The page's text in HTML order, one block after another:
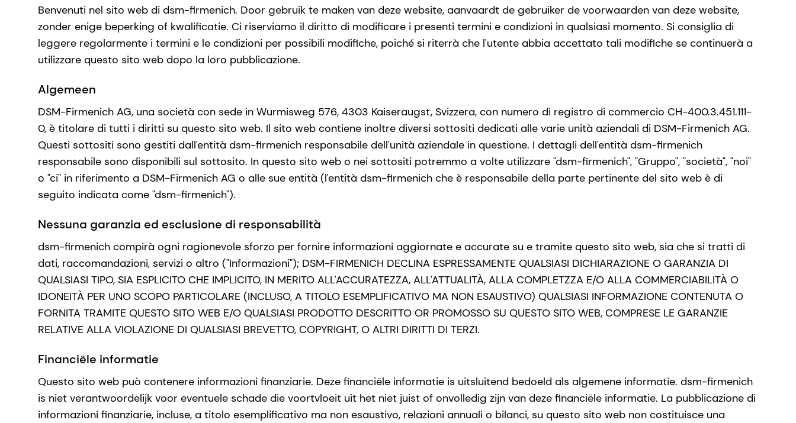
Benvenuti nel sito web di dsm-firmenich. Door gebruik te maken van deze website, aanvaardt de gebruiker de voorwaarden van deze website,
zonder enige beperking of kwalificatie. Ci riserviamo il diritto di modificare i presenti termini e condizioni in qualsiasi momento. Si consiglia di
leggere regolarmente i termini e le condizioni per possibili modifiche, poiché si riterrà che l'utente abbia accettato tali modifiche se continuerà a
utilizzare questo sito web dopo la loro pubblicazione.
Algemeen
DSM-Firmenich AG, una società con sede in Wurmisweg 576, 4303 Kaiseraugst, Svizzera, con numero di registro di commercio CH-400.3.451.111-
0, è titolare di tutti i diritti su questo sito web. Il sito web contiene inoltre diversi sottositi dedicati alle varie unità aziendali di DSM-Firmenich AG.
Questi sottositi sono gestiti dall'entità dsm-firmenich responsabile dell'unità aziendale in questione. I dettagli dell'entità dsm-firmenich
responsabile sono disponibili sul sottosito. In questo sito web o nei sottositi potremmo a volte utilizzare "dsm-firmenich", "Gruppo", "società", "noi"
o "ci" in riferimento a DSM-Firmenich AG o alle sue entità (l'entità dsm-firmenich che è responsabile della parte pertinente del sito web è di
seguito indicata come "dsm-firmenich").
Nessuna garanzia ed esclusione di responsabilità
dsm-firmenich compirà ogni ragionevole sforzo per fornire informazioni aggiornate e accurate su e tramite questo sito web, sia che si tratti di
dati, raccomandazioni, servizi o altro ("Informazioni"); DSM-FIRMENICH DECLINA ESPRESSAMENTE QUALSIASI DICHIARAZIONE O GARANZIA DI
QUALSIASI TIPO, SIA ESPLICITO CHE IMPLICITO, IN MERITO ALL'ACCURATEZZA, ALL'ATTUALITÀ, ALLA COMPLETZZA E/O ALLA COMMERCIABILITÀ O
IDONEITÀ PER UNO SCOPO PARTICOLARE (INCLUSO, A TITOLO ESEMPLIFICATIVO MA NON ESAUSTIVO) QUALSIASI INFORMAZIONE CONTENUTA O
FORNITA TRAMITE QUESTO SITO WEB E/O QUALSIASI PRODOTTO DESCRITTO OR PROMOSSO SU QUESTO SITO WEB, COMPRESE LE GARANZIE
RELATIVE ALLA VIOLAZIONE DI QUALSIASI BREVETTO, COPYRIGHT, O ALTRI DIRITTI DI TERZI.
Financiële informatie
Questo sito web può contenere informazioni finanziarie. Deze financiële informatie is uitsluitend bedoeld als algemene informatie. dsm-firmenich
is niet verantwoordelijk voor eventuele schade die voortvloeit uit het niet juist of onvolledig zijn van deze financiële informatie. La pubblicazione di
informazioni finanziarie, incluse, a titolo esemplificativo ma non esaustivo, relazioni annuali o bilanci, su questo sito web non costituisce una